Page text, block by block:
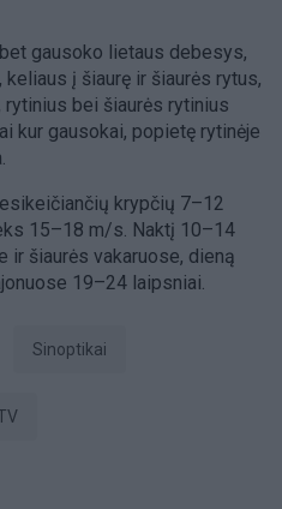
gausoko lietaus debesys,
į šiaurę ir šiaurės rytus,
bei šiaurės rytinius
kur gausokai, popietę rytinėje
krypčių 7–12
15–18 m/s. Naktį 10–14
ir šiaurės vakaruose, dieną
19–24 laipsniai.
sinoptikai